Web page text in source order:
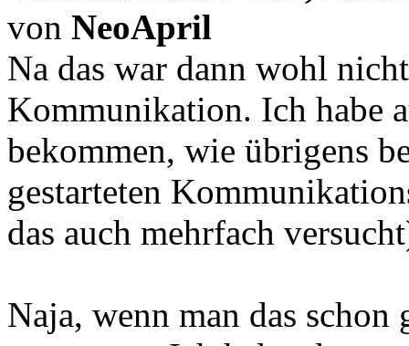
von NeoApril
Na das war dann wohl
Kommunikation. Ich habe
bekommen, wie übrigens
gestarteten
das auch mehrfach
Naja, wenn man das